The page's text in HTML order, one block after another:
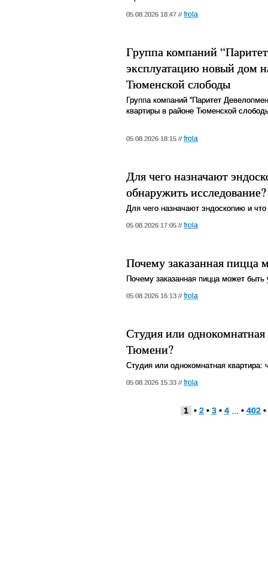
05.08.2026 18:47 // frola
Группа компаний
эксплуатацию новый дом
Тюменской слободы
Группа компаний “Паритет
квартиры в районе Тюменской
05.08.2026 18:15 // frola
Для чего назначают
обнаружить исследование?
Для чего назначают эндоскопию и
05.08.2026 17:05 // frola
Почему заказанная пицца
Почему заказанная пицца может
05.08.2026 16:13 // frola
Студия или
Тюмени?
Студия или однокомнатная квартира:
05.08.2026 15:33 // frola
1 • 2• 3• 4... • 402•